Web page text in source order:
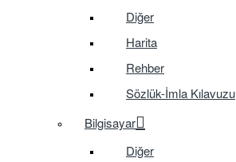
Diğer
Harita
Rehber
Sözlük-İmla Kılavuzu
Bilgisayar
Diğer